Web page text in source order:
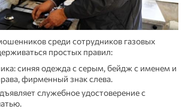
среди сотрудников газовых
простых правил:
синяя одежда с серым, бейдж с именем и
фирменный знак слева.
служебное удостоверение с